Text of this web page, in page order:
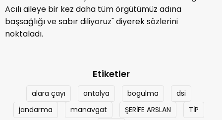
Acılı aileye bir kez daha tüm örgütümüz adına
başsağlığı ve sabır diliyoruz" diyerek sözlerini
noktaladı.
Etiketler
alara çayı antalya bogulma
dsi
jandarma
manavgat ŞERİFE ARSLAN
TİP